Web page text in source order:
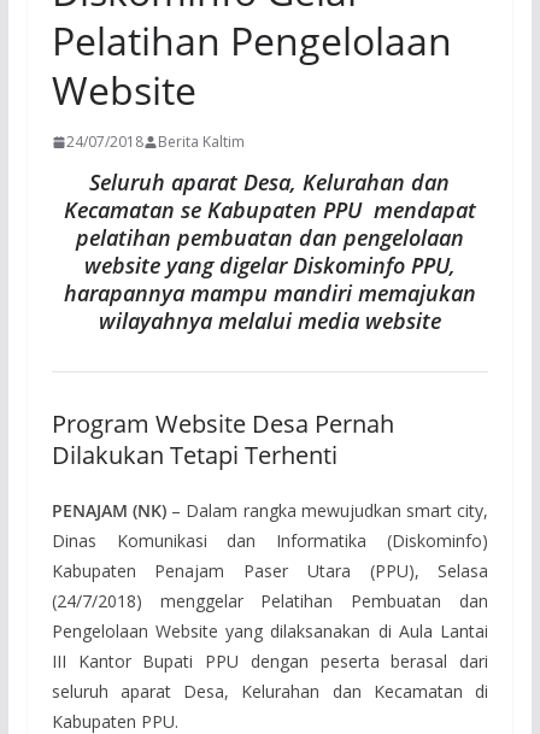
Pelatihan Pengelolaan
Website
24/07/2018 Berita Kaltim
Seluruh aparat Desa, Kelurahan dan
Kecamatan se Kabupaten PPU mendapat
pelatihan pembuatan dan pengelolaan
website yang digelar Diskominfo PPU,
harapannya mampu mandiri memajukan
wilayahnya melalui media website
Program Website Desa Pernah
Dilakukan Tetapi Terhenti
PENAJAM (NK)– Dalam rangka mewujudkan smart city,
Dinas Komunikasi dan Informatika (Diskominfo)
Kabupaten Penajam Paser Utara (PPU), Selasa
(24/7/2018) menggelar Pelatihan Pembuatan dan
Pengelolaan Website yang dilaksanakan di Aula Lantai
III Kantor Bupati PPU dengan peserta berasal dari
seluruh aparat Desa, Kelurahan dan Kecamatan di
Kabupaten PPU.